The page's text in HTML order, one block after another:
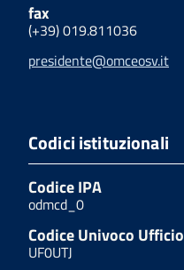
fax
(+39) 019.811036
presidente@omceosv.it
Codici istituzionali
Codice IPA
odmcd_0
Codice Univoco Ufficio
UF0UTJ